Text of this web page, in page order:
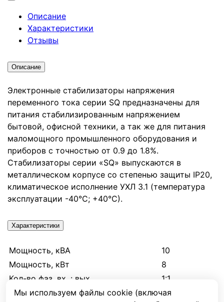
Мы используем файлы cookie (включая
Описание
Характеристики
Отзывы
Описание
Электронные стабилизаторы напряжения
переменного тока серии SQ предназначены для
питания стабилизированным напряжением
бытовой, офисной техники, а так же для питания
маломощного промышленного оборудования и
приборов с точностью от 0.9 до 1.8%.
Стабилизаторы серии «SQ» выпускаются в
металлическом корпусе со степенью защиты IP20,
климатическое исполнение УХЛ 3.1 (температура
эксплуатации -40°С; +40°С).
Характеристики
Мощность, кВА
10
Мощность, кВт
8
Кол-во фаз, вх. : вых.
1:1
Вх. напряжение мин., В
135